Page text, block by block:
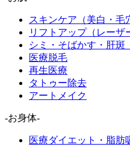
スキンケア（美白・毛
リフトアップ（レーザ
シミ・そばかす・肝斑
医療脱毛
再生医療
タトゥー除去
アートメイク
-お身体-
医療ダイエット・脂肪